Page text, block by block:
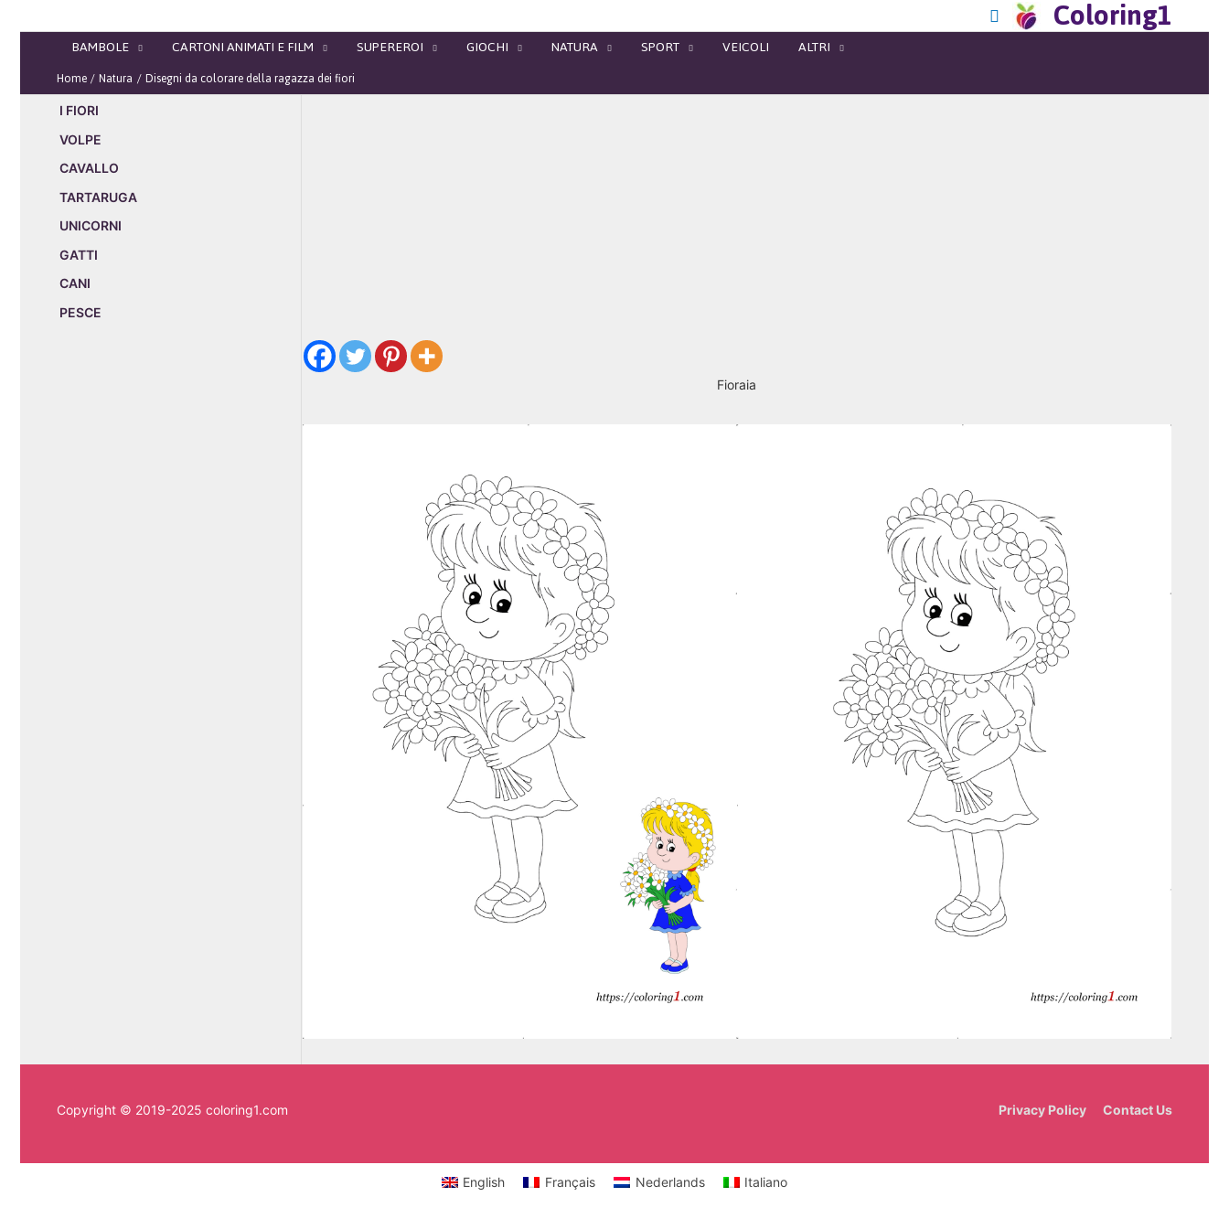
Coloring1
BAMBOLE CARTONI ANIMATI E FILM SUPEREROI GIOCHI NATURA SPORT VEICOLI ALTRI
Home Natura Disegni da colorare della ragazza dei fiori
I FIORI
VOLPE
CAVALLO
TARTARUGA
UNICORNI
GATTI
CANI
PESCE
Fioraia
Copyright © 2019-2025 coloring1.com Privacy Policy Contact Us
English Français Nederlands Italiano